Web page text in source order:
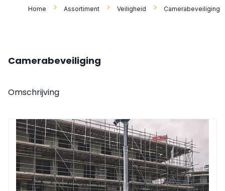
Home Assortiment Veiligheid Camerabeveiliging
Camerabeveiliging
Omschrijving